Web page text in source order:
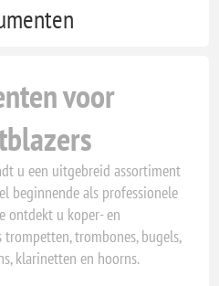
voor
u een uitgebreid assortiment
beginnende als professionele
ontdekt u koper- en
trombones, bugels,
klarinetten en hoorns.